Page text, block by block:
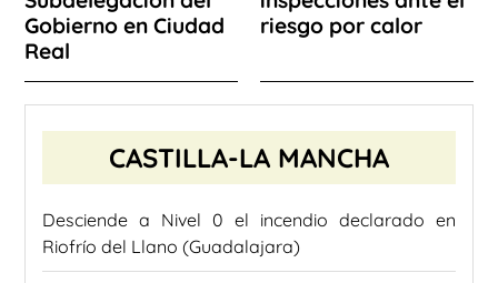
Gobierno en Ciudad
Real
riesgo por calor
CASTILLA-LA MANCHA
Desciende a Nivel 0 el incendio declarado en
Riofrío del Llano (Guadalajara)